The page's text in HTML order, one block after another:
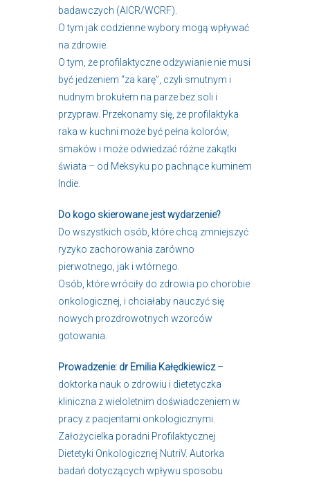
badawczych (AICR/WCRF).
O tym jak codzienne wybory mogą wpływać
na zdrowie.
O tym, że profilaktyczne odżywianie nie musi
być jedzeniem “za karę”, czyli smutnym i
nudnym brokułem na parze bez soli i
przypraw. Przekonamy się, że profilaktyka
raka w kuchni może być pełna kolorów,
smaków i może odwiedzać różne zakątki
świata – od Meksyku po pachnące kuminem
Indie.
Do kogo skierowane jest wydarzenie?
Do wszystkich osób, które chcą zmniejszyć
ryzyko zachorowania zarówno
pierwotnego, jak i wtórnego.
Osób, które wróciły do zdrowia po chorobie
onkologicznej, i chciałaby nauczyć się
nowych prozdrowotnych wzorców
gotowania.
Prowadzenie: dr Emilia Kałędkiewicz–
doktorka nauk o zdrowiu i dietetyczka
kliniczna z wieloletnim doświadczeniem w
pracy z pacjentami onkologicznymi.
Założycielka poradni Profilaktycznej
Dietetyki Onkologicznej NutriV. Autorka
badań dotyczących wpływu sposobu